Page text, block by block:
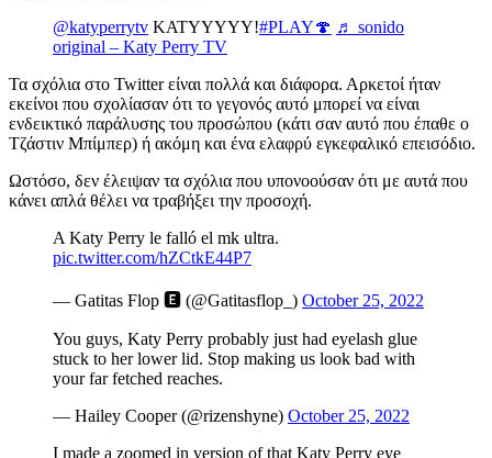
@katyperrytv KATYYYYY!#PLAY🍄 ♬ sonido
original – Katy Perry TV
Τα σχόλια στο Twitter είναι πολλά και διάφορα. Αρκετοί ήταν
εκείνοι που σχολίασαν ότι το γεγονός αυτό μπορεί να είναι
ενδεικτικό παράλυσης του προσώπου (κάτι σαν αυτό που έπαθε ο
Τζάστιν Μπίμπερ) ή ακόμη και ένα ελαφρύ εγκεφαλικό επεισόδιο.
Ωστόσο, δεν έλειψαν τα σχόλια που υπονοούσαν ότι με αυτά που
κάνει απλά θέλει να τραβήξει την προσοχή.
A Katy Perry le falló el mk ultra.
pic.twitter.com/hZCtkE44P7
— Gatitas Flop 🅴 (@Gatitasflop_) October 25, 2022
You guys, Katy Perry probably just had eyelash glue
stuck to her lower lid. Stop making us look bad with
your far fetched reaches.
— Hailey Cooper (@rizenshyne) October 25, 2022
I made a zoomed in version of that Katy Perry eye